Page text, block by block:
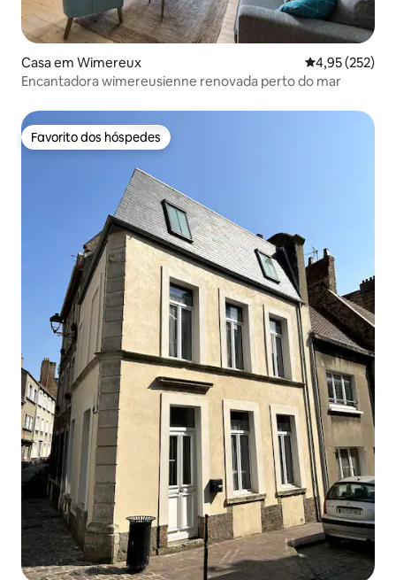
Casa em Wimereux Classificação
4,95 (252)
Encantadora wimereusienne renovada perto do mar
Favorito dos hóspedes
Favorito dos hóspedes